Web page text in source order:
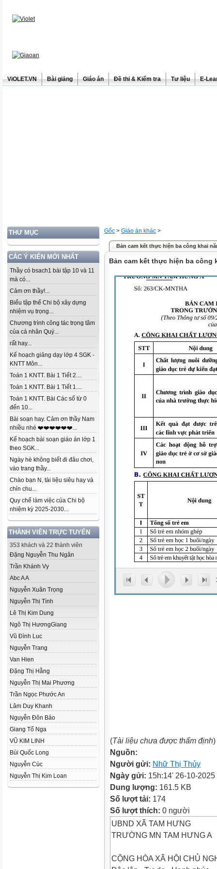
ViOLET.VN Bài giảng Giáo án Đề thi & Kiểm tra Tư liệu E-
THƯ MỤC
CÁC Ý KIẾN MỚI NHẤT
Thầy có bsach1 bài tập 10 và 11
mà có...
Cảm ơn thầy!...
Biểu tập thể Chi bộ xây dựng
nhiệm vụ trọng...
Chương trình công tác trọng tâm
của cá nhân Quý...
rất hay...
Kế hoạch giảng dạy lớp 4 SGK -
KNTT Môn...
Toán 1 KNTT. Bài 1 Tiết 2....
Toán 1 KNTT. Bài 1 Tiết 1....
Toán 1 KNTT. Bài Các số từ 0
đến 10...
Bài soạn hay. Cảm ơn thầy Nam
nhiều nhé ❤️❤️❤️❤️❤️❤️...
Kế hoạch bài soạn giáo án lớp 1
theo SGK...
Ngày hè không biết đi đâu chơi,
vào trang thầy...
Chào bạn N, tài liệu siêu hay và
chỉn chu...
Quy chế làm việc của Chi bộ
nhiệm kỳ 2025-2030...
THÀNH VIÊN TRỰC TUYẾN
353 khách và 22 thành viên
Đặng Nguyễn Thu Ngân
Trần Khánh Vy
Abc A A
Nguyễn Xuân Trọng
Nguyễn Thị Tình
Lê Thị Kim Dung
Ngô Thị HươngGiang
Vũ Đình Luc
Nguyễn Trang
Van Hien
Đặng Thị Hằng
Nguyễn Thị Mai Phương
Trần Ngọc Phước An
Lâm Duy Khanh
Nguyễn Đôn Bảo
Giang Tố Nga
VŨ KIM LINH
Bùi Quốc Long
Nguyễn Cúc
Nguyễn Thị Kim Loan
Gốc > Giáo án khác >
Bản cam kết thực hiện ba công khai
Bản cam kết thực hiện ba công
(Tài liệu chưa được thẩm định)
Nguồn:
Người gửi: Nhữ Thị Thủy
Ngày gửi: 15h:14' 26-10-2025
Dung lượng: 161.5 KB
Số lượt tải: 174
Số lượt thích: 0 người
UBND XÃ TAM HƯNG
TRƯỜNG MN TAM HƯNG A
CỘNG HÒA XÃ HỘI CHỦ